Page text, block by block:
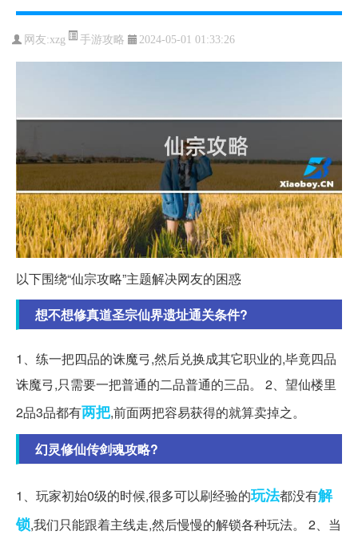
网友:xzg 手游攻略 2024-05-01 01:33:26
以下围绕“仙宗攻略”主题解决网友的困惑
想不想修真道圣宗仙界遗址通关条件?
1、练一把四品的诛魔弓,然后兑换成其它职业的,毕竟四品
诛魔弓,只需要一把普通的二品普通的三品。 2、望仙楼里
2品3品都有两把,前面两把容易获得的就算卖掉之。
幻灵修仙传剑魂攻略?
1、玩家初始0级的时候,很多可以刷经验的玩法都没有解
锁,我们只能跟着主线走,然后慢慢的解锁各种玩法。 2、当